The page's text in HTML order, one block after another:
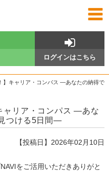
ログインはこちら
】キャリア・コンパス —あなたの納得で
ャリア・コンパス —あな
つける5日間—
【投稿日】2026年02月10日
をご活用いただきありがと